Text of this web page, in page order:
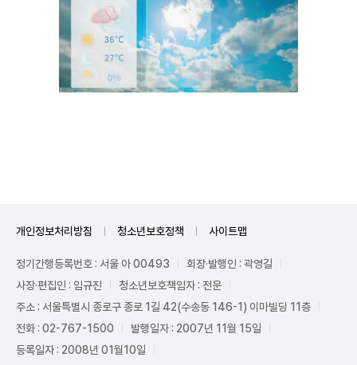
개인정보처리방침 청소년보호정책 사이트맵
정기간행등록번호 : 서울 아 00493
회장·발행인 : 곽영길
사장·편집인 : 임규진
청소년보호책임자 : 전운
주소 : 서울특별시 종로구 종로 1길 42(수송동 146-1) 이마빌딩 11층
전화 : 02-767-1500
발행일자 : 2007년 11월 15일
등록일자 : 2008년 01월10일